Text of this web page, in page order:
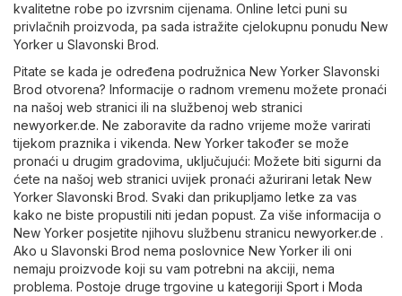
kvalitetne robe po izvrsnim cijenama. Online letci puni su
privlačnih proizvoda, pa sada istražite cjelokupnu ponudu New
Yorker u Slavonski Brod.
Pitate se kada je određena podružnica New Yorker Slavonski
Brod otvorena? Informacije o radnom vremenu možete pronaći
na našoj web stranici ili na službenoj web stranici
newyorker.de. Ne zaboravite da radno vrijeme može varirati
tijekom praznika i vikenda. New Yorker također se može
pronaći u drugim gradovima, uključujući: Možete biti sigurni da
ćete na našoj web stranici uvijek pronaći ažurirani letak New
Yorker Slavonski Brod. Svaki dan prikupljamo letke za vas
kako ne biste propustili niti jedan popust. Za više informacija o
New Yorker posjetite njihovu službenu stranicu newyorker.de .
Ako u Slavonski Brod nema poslovnice New Yorker ili oni
nemaju proizvode koji su vam potrebni na akciji, nema
problema. Postoje druge trgovine u kategoriji Sport i Moda